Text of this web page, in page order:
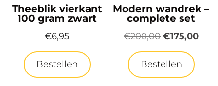
Theeblik vierkant
100 gram zwart
€6,95
Bestellen
Modern wandrek –
complete set
€200,00 €175,00
Bestellen